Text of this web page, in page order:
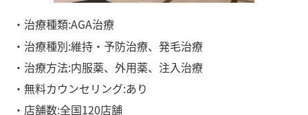
・治療種類:AGA治療
・治療種別:維持・予防治療、発毛治療
・治療方法:内服薬、外用薬、注入治療
・無料カウンセリング:あり
・店舗数:全国120店舗